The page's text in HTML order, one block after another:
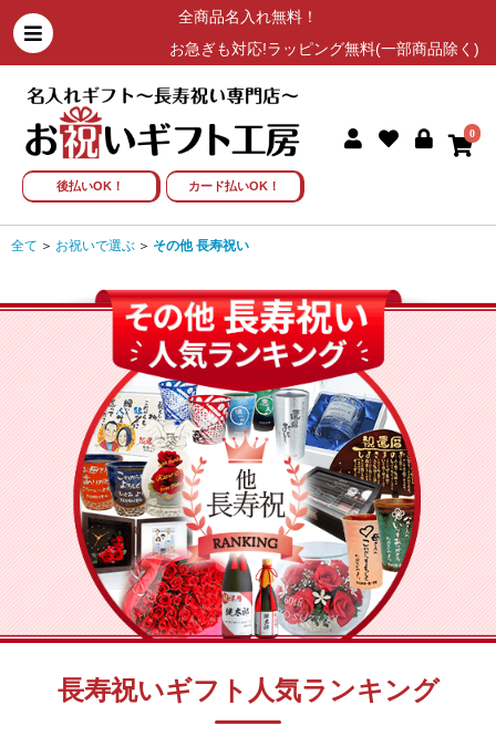
全商品名入れ無料！
お急ぎも対応!ラッピング無料(一部商品除く)
後払いOK！ カード払いOK！
0
全て ＞ お祝いで選ぶ ＞ その他 長寿祝い
長寿祝いギフト人気ランキング